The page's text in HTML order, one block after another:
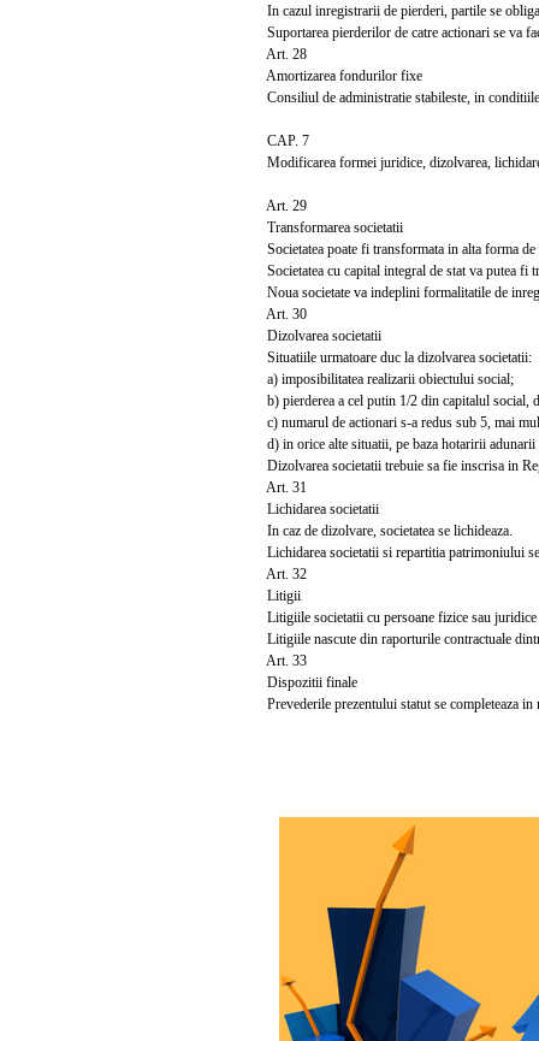
In cazul inregistrarii de pierderi, partile se obliga
Suportarea pierderilor de catre actionari se va
Art. 28
Amortizarea fondurilor fixe
Consiliul de administratie stabileste, in
CAP. 7
Modificarea formei juridice, dizolvarea,
Art. 29
Transformarea societatii
Societatea poate fi transformata in alta forma
Societatea cu capital integral de stat va putea fi
Noua societate va indeplini formalitatile de
Art. 30
Dizolvarea societatii
Situatiile urmatoare duc la dizolvarea societatii:
a) imposibilitatea realizarii obiectului social;
b) pierderea a cel putin 1/2 din capitalul social,
c) numarul de actionari s-a redus sub 5, mai
d) in orice alte situatii, pe baza hotaririi adunarii
Dizolvarea societatii trebuie sa fie inscrisa in
Art. 31
Lichidarea societatii
In caz de dizolvare, societatea se lichideaza.
Lichidarea societatii si repartitia patrimoniului
Art. 32
Litigii
Litigiile societatii cu persoane fizice sau
Litigiile nascute din raporturile contractuale
Art. 33
Dispozitii finale
Prevederile prezentului statut se completeaza